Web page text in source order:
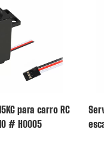
para carro RC
# H0005